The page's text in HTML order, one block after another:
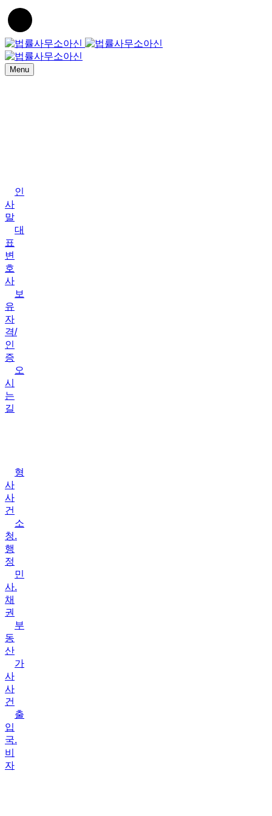
Menu
인
사
말
대
표
변
호
사
보
유
자
격/
인
증
오
시
는
길
형
사
사
건
소
청.
행
정
민
사.
채
권
부
동
산
가
사
사
건
출
입
국.
비
자